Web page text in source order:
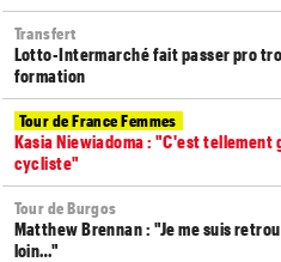
Transfert
Lotto-Intermarché fait passer pro
formation
Tour de France Femmes
Kasia Niewiadoma : "C'est tellement
cycliste"
Tour de Burgos
Matthew Brennan : "Je me suis
loin…"